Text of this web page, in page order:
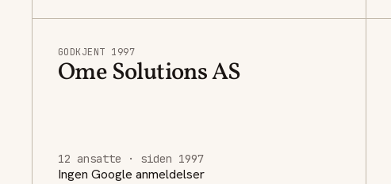
GODKJENT 1997
Ome Solutions AS
12 ansatte · siden 1997
Ingen Google anmeldelser